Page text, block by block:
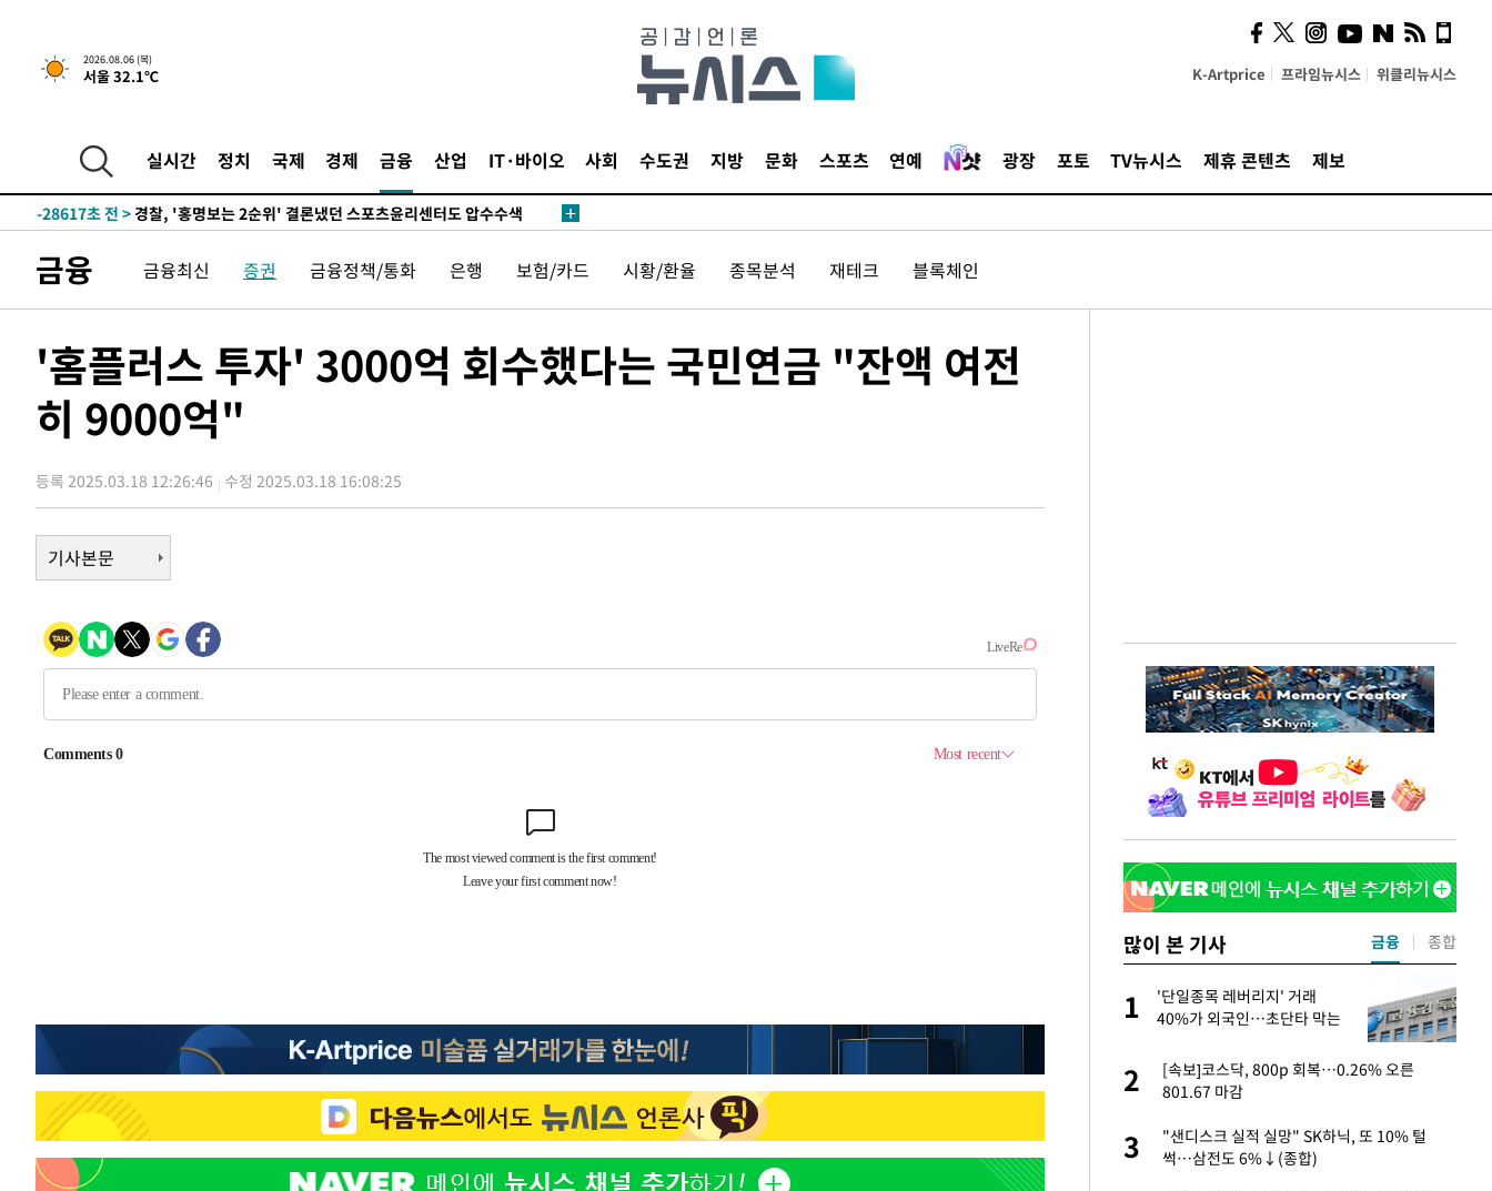
2026.08.06 (목)
서울 32.1℃ K-Artprice 프라임뉴시스 위클리뉴시스
실시간 정치 국제 경제 금융 산업 IT·바이오 사회 수도권 지방 문화 스포츠 연예 광장 포토 TV뉴시스 제휴 콘텐츠 제보
1시간 전 >내일까지 39도 '펄펄'…기상청 "태풍 지나며 폭염 잠시 꺾인다"
-31703초 전 >'월드컵 탈락 후폭풍' 축구협회…11시간 걸린 초유의 압수수색(종
-29932초 전 >
축구협회, 15년 전 심판 성 접대 파문에 "현재는 내부 지침 준수"
-28617초 전 >
-14213초 전 >[속보]합참 "北 발사체는 단거리탄도미사일…감시·경계태세 강
-12391초 전 >
[속보] SKT, 에이닷 서비스 장애 발생…"원인 파악 중"
-11797초 전 >[속보]합참 "북, 동해상으로 미상 발사체 발사"
-11152초 전 > [속보]7~9일 프로야구 3연전도 폭염 취소…11일 재개
-10814초 전 > "韓 외환시장 개입 관측 배경엔 美의 대한국 무역적자 있어"
-10641초 전 >'월드컵 탈락 후폭풍' 축구협회…초유의 압수수색에 '충격·당황'
-10043초 전 >[속보]종합특검, 대검 추가 압수수색…내란 중요임무종사 혐의
-6068초 전 >
[속보]코스피, 301.88포인트(4.58%) 내린 6296.38 마감
-5933초 전 >[속보]원·달러 환율, 0.7원 내린 1423.8원 마감
-3532초 전 > "여기 떨어졌다"…다누리, 스페이스X 로켓 달 충돌 흔적 포착
-577초 전 >손흥민, 5경기 연속골 실패…LAFC는 승부차기 끝 과달라하라 격파
[속보]합참 "北 발사체는 단거리탄도미사일…감시·경계태세 강
日방위성, 北이 동해로 쏜 발사체는 탄도미사일 가능성
-10814초 전 >"韓 외환시장 개입 관측 배경엔 美의 대한국 무역적자 있어"
-10641초 전 >
'월드컵 탈락 후폭풍' 축구협회…초유의 압수수색에 '충격·당황'
-10043초 전 > [속보]종합특검, 대검 추가 압수수색…내란 중요임무종사 혐의
-6138초 전 >[속보]코스닥, 800p 회복…0.26% 오른 801.67 마감
-6068초 전 >
[속보]코스피, 301.88포인트(4.58%) 내린 6296.38 마감
금융 금융최신 증권 금융정책/통화 은행 보험/카드 시황/환율 종목분석 재테크 블록체인
'홈플러스 투자' 3000억 회수했다는 국민연금 "잔액 여전
히 9000억"
등록 2025.03.18 12:26:46 수정 2025.03.18 16:08:25
기사본문
많이 본 기사
벌 원해"
2
정보석 "황정음 전 남편 서글서글한 인상이
었는데…"
3
아이유, 장기하 '별일 없이 산다' 선곡…쿨한
일상 공개
1
'단일종목 레버리지' 거래
40%가 외국인…초단타 막는
2
[속보]코스닥, 800p 회복…0.26% 오른
801.67 마감
3
"샌디스크 실적 실망" SK하닉, 또 10% 털
썩…삼전도 6%↓(종합)
금융 종합